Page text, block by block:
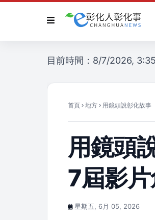
目前時間：8/7/2026,
首頁 地方 用鏡頭說彰化故
用鏡頭
7屆影
星期五, 6月 05, 2026